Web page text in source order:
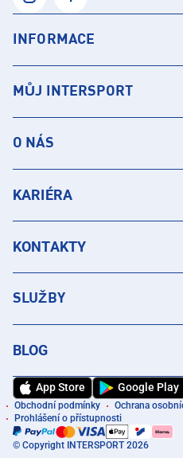
INFORMACE
MŮJ INTERSPORT
O NÁS
KARIÉRA
KONTAKTY
SLUŽBY
BLOG
App Store Google Play
Obchodní podmínky Ochrana
Prohlášení o přístupnosti
© Copyright INTERSPORT 2026